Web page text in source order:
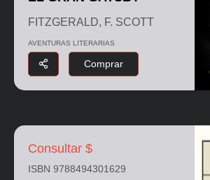
FITZGERALD, F. SCOTT
AVENTURAS LITERARIAS
Comprar
Consultar $
ISBN 9788494301629